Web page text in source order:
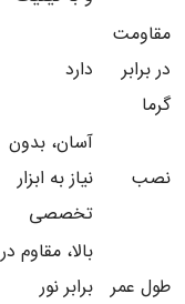
مقاومت
در برابر
گرما
دارد
نصب
آسان، بدون
نیاز به ابزار
تخصصی
طول عمر
بالا، مقاوم در
برابر نور